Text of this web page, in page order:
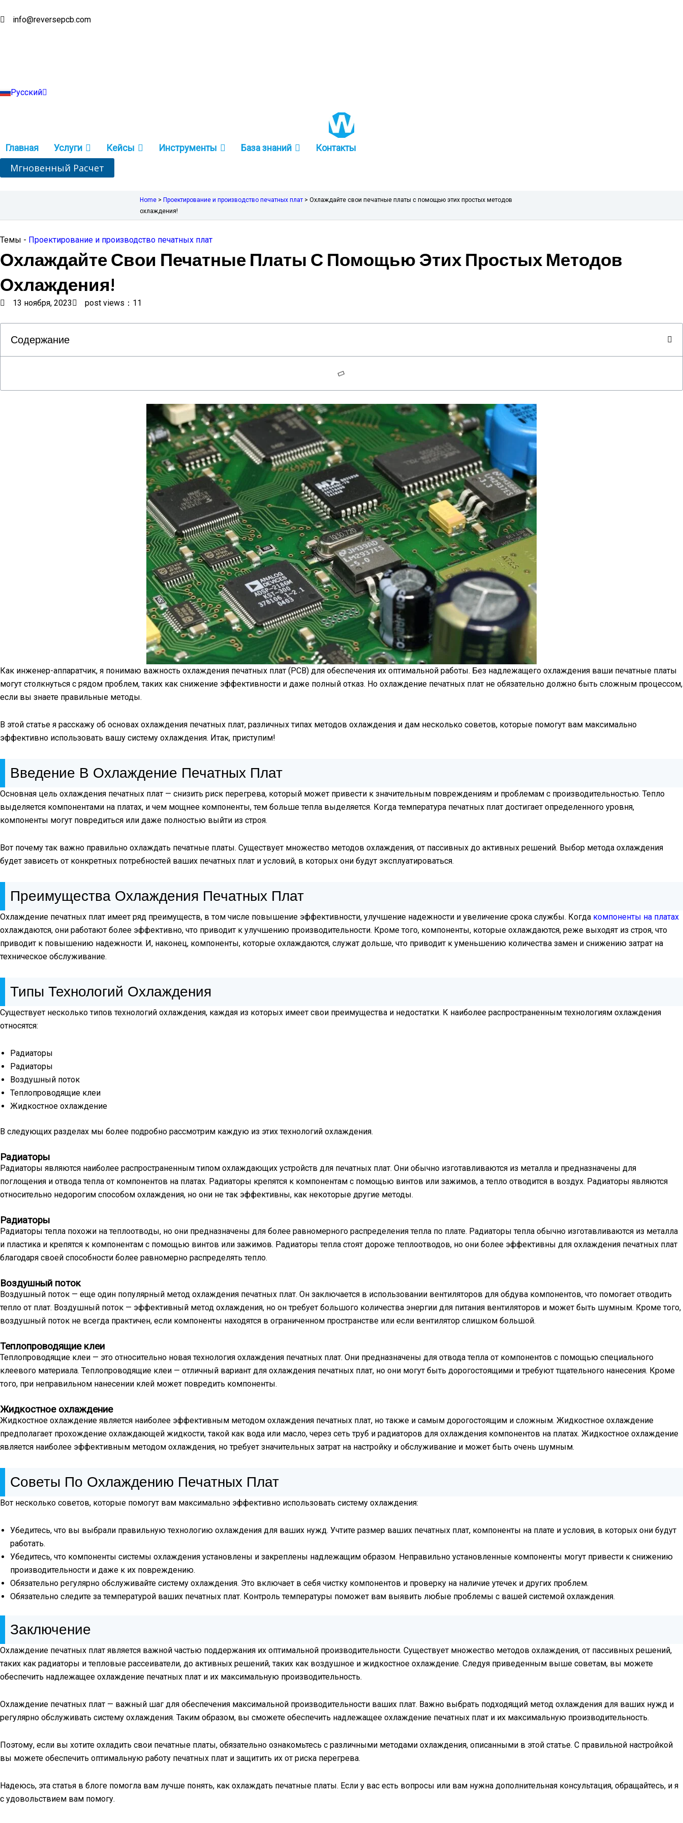
к
info@reversepcb.com
Русский
English
Indonesia
Главная Услуги Кейсы Инструменты База знаний Контакты
Мгновенный Расчет
Home > Проектирование и производство печатных плат >Охлаждайте свои печатные платы с помощью этих простых методов
охлаждения!
Темы - Проектирование и производство печатных плат
Охлаждайте Свои Печатные Платы С Помощью Этих Простых Методов
Охлаждения!
13 ноября, 2023 post views：11
Содержание
Как инженер-аппаратчик, я понимаю важность охлаждения печатных плат (PCB) для обеспечения их оптимальной работы. Без надлежащего охлаждения ваши печатные платы
могут столкнуться с рядом проблем, таких как снижение эффективности и даже полный отказ. Но охлаждение печатных плат не обязательно должно быть сложным процессом,
если вы знаете правильные методы.
В этой статье я расскажу об основах охлаждения печатных плат, различных типах методов охлаждения и дам несколько советов, которые помогут вам максимально
эффективно использовать вашу систему охлаждения. Итак, приступим!
Введение В Охлаждение Печатных Плат
Основная цель охлаждения печатных плат — снизить риск перегрева, который может привести к значительным повреждениям и проблемам с производительностью. Тепло
выделяется компонентами на платах, и чем мощнее компоненты, тем больше тепла выделяется. Когда температура печатных плат достигает определенного уровня,
компоненты могут повредиться или даже полностью выйти из строя.
Вот почему так важно правильно охлаждать печатные платы. Существует множество методов охлаждения, от пассивных до активных решений. Выбор метода охлаждения
будет зависеть от конкретных потребностей ваших печатных плат и условий, в которых они будут эксплуатироваться.
Преимущества Охлаждения Печатных Плат
Охлаждение печатных плат имеет ряд преимуществ, в том числе повышение эффективности, улучшение надежности и увеличение срока службы. Когда компоненты на платах
охлаждаются, они работают более эффективно, что приводит к улучшению производительности. Кроме того, компоненты, которые охлаждаются, реже выходят из строя, что
приводит к повышению надежности. И, наконец, компоненты, которые охлаждаются, служат дольше, что приводит к уменьшению количества замен и снижению затрат на
техническое обслуживание.
Типы Технологий Охлаждения
Существует несколько типов технологий охлаждения, каждая из которых имеет свои преимущества и недостатки. К наиболее распространенным технологиям охлаждения
относятся:
Радиаторы
Радиаторы
Воздушный поток
Теплопроводящие клеи
Жидкостное охлаждение
В следующих разделах мы более подробно рассмотрим каждую из этих технологий охлаждения.
Радиаторы
Радиаторы являются наиболее распространенным типом охлаждающих устройств для печатных плат. Они обычно изготавливаются из металла и предназначены для
поглощения и отвода тепла от компонентов на платах. Радиаторы крепятся к компонентам с помощью винтов или зажимов, а тепло отводится в воздух. Радиаторы являются
относительно недорогим способом охлаждения, но они не так эффективны, как некоторые другие методы.
Радиаторы
Радиаторы тепла похожи на теплоотводы, но они предназначены для более равномерного распределения тепла по плате. Радиаторы тепла обычно изготавливаются из металла
и пластика и крепятся к компонентам с помощью винтов или зажимов. Радиаторы тепла стоят дороже теплоотводов, но они более эффективны для охлаждения печатных плат
благодаря своей способности более равномерно распределять тепло.
Воздушный поток
Воздушный поток — еще один популярный метод охлаждения печатных плат. Он заключается в использовании вентиляторов для обдува компонентов, что помогает отводить
тепло от плат. Воздушный поток — эффективный метод охлаждения, но он требует большого количества энергии для питания вентиляторов и может быть шумным. Кроме того,
воздушный поток не всегда практичен, если компоненты находятся в ограниченном пространстве или если вентилятор слишком большой.
Теплопроводящие клеи
Теплопроводящие клеи — это относительно новая технология охлаждения печатных плат. Они предназначены для отвода тепла от компонентов с помощью специального
клеевого материала. Теплопроводящие клеи — отличный вариант для охлаждения печатных плат, но они могут быть дорогостоящими и требуют тщательного нанесения. Кроме
того, при неправильном нанесении клей может повредить компоненты.
Жидкостное охлаждение
Жидкостное охлаждение является наиболее эффективным методом охлаждения печатных плат, но также и самым дорогостоящим и сложным. Жидкостное охлаждение
предполагает прохождение охлаждающей жидкости, такой как вода или масло, через сеть труб и радиаторов для охлаждения компонентов на платах. Жидкостное охлаждение
является наиболее эффективным методом охлаждения, но требует значительных затрат на настройку и обслуживание и может быть очень шумным.
Советы По Охлаждению Печатных Плат
Вот несколько советов, которые помогут вам максимально эффективно использовать систему охлаждения:
Убедитесь, что вы выбрали правильную технологию охлаждения для ваших нужд. Учтите размер ваших печатных плат, компоненты на плате и условия, в которых они будут
работать.
Убедитесь, что компоненты системы охлаждения установлены и закреплены надлежащим образом. Неправильно установленные компоненты могут привести к снижению
производительности и даже к их повреждению.
Обязательно регулярно обслуживайте систему охлаждения. Это включает в себя чистку компонентов и проверку на наличие утечек и других проблем.
Обязательно следите за температурой ваших печатных плат. Контроль температуры поможет вам выявить любые проблемы с вашей системой охлаждения.
Заключение
Охлаждение печатных плат является важной частью поддержания их оптимальной производительности. Существует множество методов охлаждения, от пассивных решений,
таких как радиаторы и тепловые рассеиватели, до активных решений, таких как воздушное и жидкостное охлаждение. Следуя приведенным выше советам, вы можете
обеспечить надлежащее охлаждение печатных плат и их максимальную производительность.
Охлаждение печатных плат — важный шаг для обеспечения максимальной производительности ваших плат. Важно выбрать подходящий метод охлаждения для ваших нужд и
регулярно обслуживать систему охлаждения. Таким образом, вы сможете обеспечить надлежащее охлаждение печатных плат и их максимальную производительность.
Поэтому, если вы хотите охладить свои печатные платы, обязательно ознакомьтесь с различными методами охлаждения, описанными в этой статье. С правильной настройкой
вы можете обеспечить оптимальную работу печатных плат и защитить их от риска перегрева.
Надеюсь, эта статья в блоге помогла вам лучше понять, как охлаждать печатные платы. Если у вас есть вопросы или вам нужна дополнительная консультация, обращайтесь, и я
с удовольствием вам помогу.